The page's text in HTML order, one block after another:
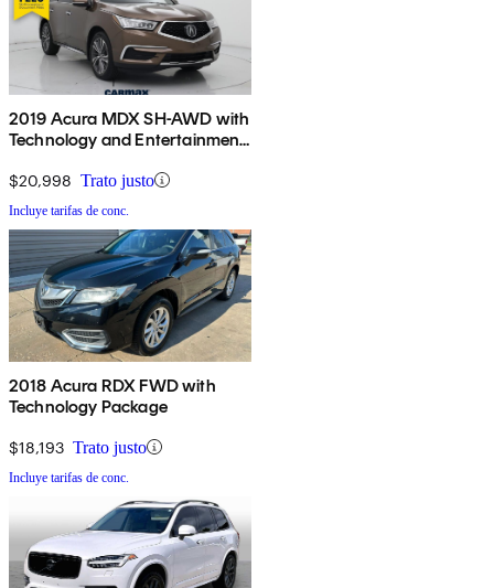
2019 Acura MDX SH-AWD with
Technology and Entertainment
$20,998 Trato justo
Incluye tarifas de conc.
2018 Acura RDX FWD with
Technology Package
$18,193 Trato justo
Incluye tarifas de conc.